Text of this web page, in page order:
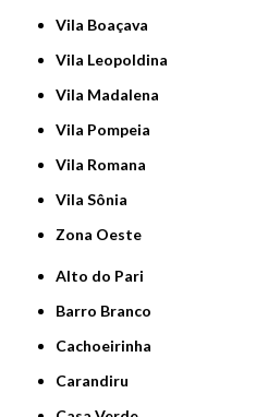
Vila Boaçava
Vila Leopoldina
Vila Madalena
Vila Pompeia
Vila Romana
Vila Sônia
Zona Oeste
Alto do Pari
Barro Branco
Cachoeirinha
Carandiru